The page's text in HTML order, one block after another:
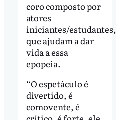
coro composto por
atores
iniciantes/estudantes,
que ajudam a dar
vida a essa
epopeia.
“O espetáculo é
divertido, é
comovente, é